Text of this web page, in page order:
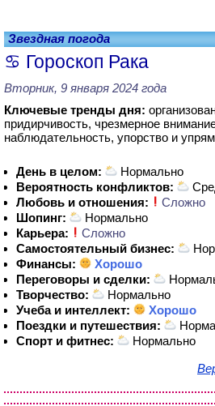
Звездная погода
Гороскоп Рака
Вторник, 9 января 2024 года
Ключевые тренды дня:
придирчивость, чрезмерное
наблюдательность, упорство и
День в целом:
Нормально
Вероятность конфликтов:
Любовь и отношения:
Сложно
Шопинг:
Нормально
Карьера:
Сложно
Самостоятельный бизнес:
Финансы:
Хорошо
Переговоры и сделки:
Творчество:
Нормально
Учеба и интеллект:
Хорошо
Поездки и путешествия:
Спорт и фитнес:
Нормально